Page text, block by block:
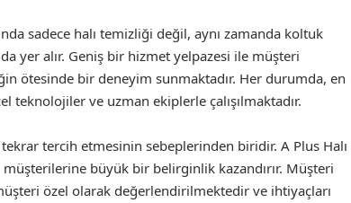
sadece halı temizliği değil, aynı zamanda koltuk
yer alır. Geniş bir hizmet yelpazesi ile müşteri
ötesinde bir deneyim sunmaktadır. Her durumda, en
teknolojiler ve uzman ekiplerle çalışılmaktadır.
tercih etmesinin sebeplerinden biridir. A Plus Halı
büyük bir belirginlik kazandırır. Müşteri
özel olarak değerlendirilmektedir ve ihtiyaçları